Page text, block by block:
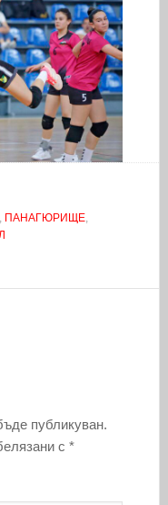
ПАНАГЮРИЩЕ,
публикуван.
с *